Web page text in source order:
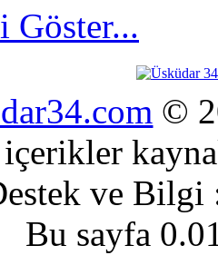
©
ve
Bu sayfa